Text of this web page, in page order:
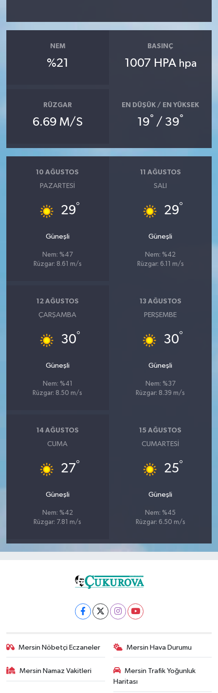
NEM
%21
BASINÇ
1007 HPA hpa
RÜZGAR
6.69 M/S
EN DÜŞÜK / EN YÜKSEK
19° / 39°
10 AĞUSTOS
PAZARTESI
29°
Güneşli
Nem: %47
Rüzgar: 8.61 m/s
11 AĞUSTOS
SALI
29°
Güneşli
Nem: %42
Rüzgar: 6.11 m/s
12 AĞUSTOS
ÇARŞAMBA
30°
Güneşli
Nem: %41
Rüzgar: 8.50 m/s
13 AĞUSTOS
PERŞEMBE
30°
Güneşli
Nem: %37
Rüzgar: 8.39 m/s
14 AĞUSTOS
CUMA
27°
Güneşli
Nem: %42
Rüzgar: 7.81 m/s
15 AĞUSTOS
CUMARTESI
25°
Güneşli
Nem: %45
Rüzgar: 6.50 m/s
Mersin Nöbetçi Eczaneler Mersin Hava Durumu
Mersin Namaz Vakitleri
Mersin Trafik Yoğunluk
Haritası